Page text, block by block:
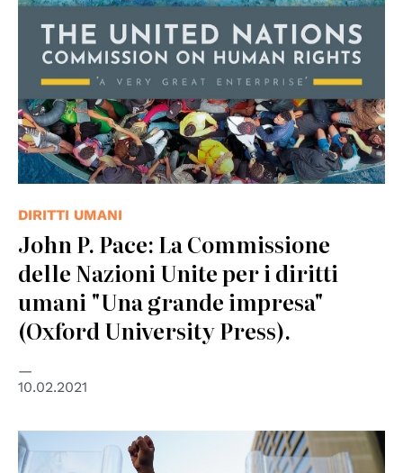
DIRITTI UMANI
John P. Pace: La Commissione
delle Nazioni Unite per i diritti
umani "Una grande impresa"
(Oxford University Press).
10.02.2021